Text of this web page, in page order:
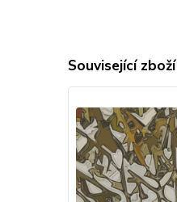
Související zboží